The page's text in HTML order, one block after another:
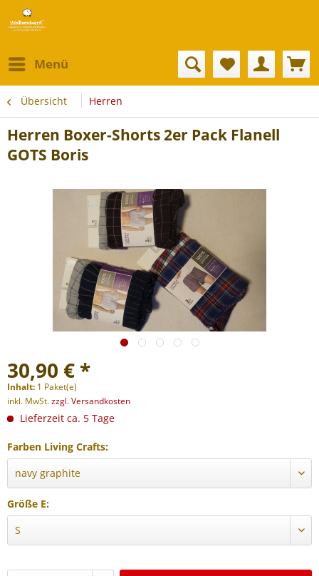
Menü
Übersicht Herren
Herren Boxer-Shorts 2er Pack Flanell
GOTS Boris
30,90 € *
Inhalt: 1 Paket(e)
inkl. MwSt.zzgl. Versandkosten
Lieferzeit ca. 5 Tage
Farben Living Crafts:
Größe E: